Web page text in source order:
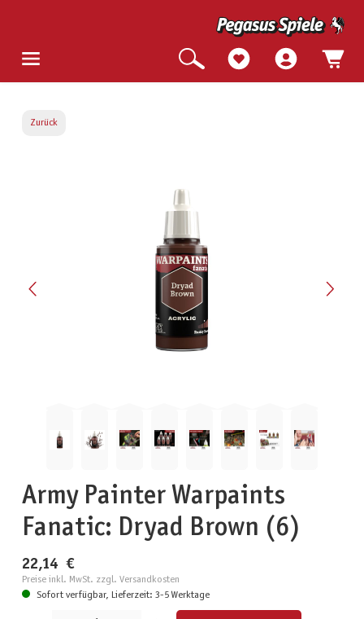
Zurück
Army Painter Warpaints
Fanatic: Dryad Brown (6)
22,14 €
Preise inkl. MwSt. zzgl. Versandkosten
Sofort verfügbar, Lieferzeit: 3-5 Werktage
Produkt Anzahl: Gib den gewünschten Wert ein oder benutze die Schaltflächen um die Anzahl zu